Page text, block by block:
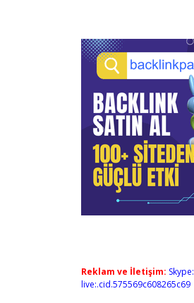
Reklam ve İletişim: Skype:
live:.cid.575569c608265c69